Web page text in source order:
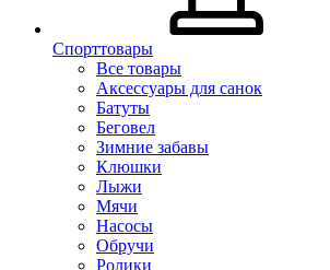
Спорттовары
Все товары
Аксессуары для санок
Батуты
Беговел
Зимние забавы
Клюшки
Лыжи
Мячи
Насосы
Обручи
Ролики